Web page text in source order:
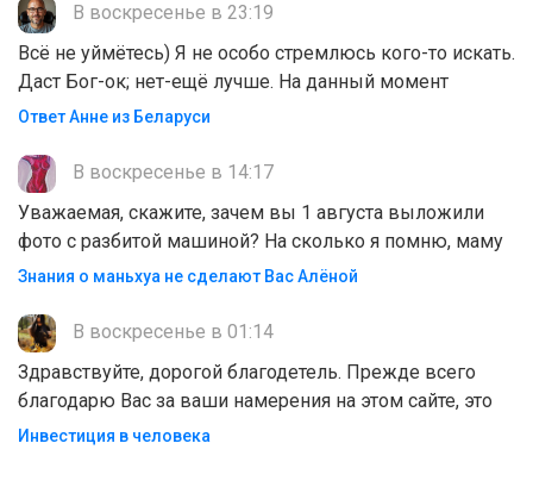
В воскресенье в 23:19
Всё не уймётесь) Я не особо стремлюсь кого-то искать.
Даст Бог-ок; нет-ещё лучше. На данный момент
Ответ Анне из Беларуси
В воскресенье в 14:17
Уважаемая, скажите, зачем вы 1 августа выложили
фото с разбитой машиной? На сколько я помню, маму
Знания о маньхуа не сделают Вас Алëной
В воскресенье в 01:14
Здравствуйте, дорогой благодетель. Прежде всего
благодарю Вас за ваши намерения на этом сайте, это
Инвестиция в человека